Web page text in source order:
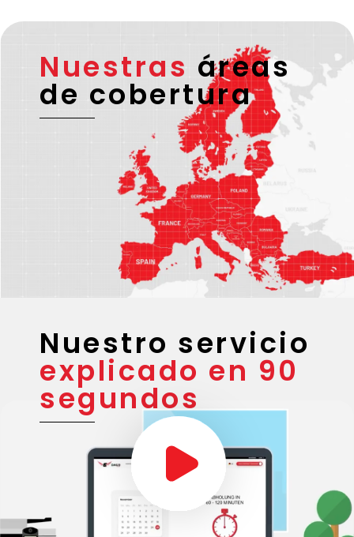
Nuestras áreas
de cobertura
Nuestro servicio
explicado en 90
segundos